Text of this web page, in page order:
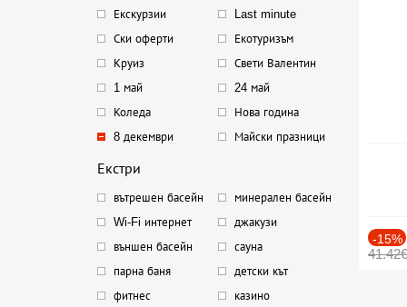
Екскурзии
Last minute
Ски оферти
Екотуризъм
Круиз
Свети Валентин
1 май
24 май
Коледа
Нова година
8 декември
Майски празници
Екстри
вътрешен басейн
минерален басейн
Wi-Fi интернет
джакузи
външен басейн
сауна
парна баня
детски кът
фитнес
казино
-15%
41.42€